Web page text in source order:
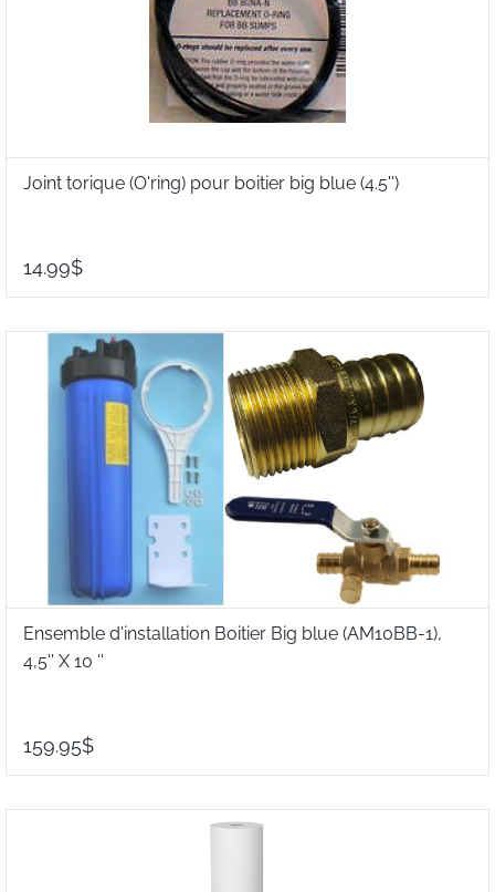
Joint torique (O'ring) pour boitier big blue (4.5'')
14.99$
Ensemble d'installation Boitier Big blue (AM10BB-1),
4,5'' X 10 ''
159.95$